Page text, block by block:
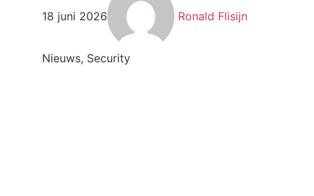
18 juni 2026 Ronald Flisijn
Nieuws, Security